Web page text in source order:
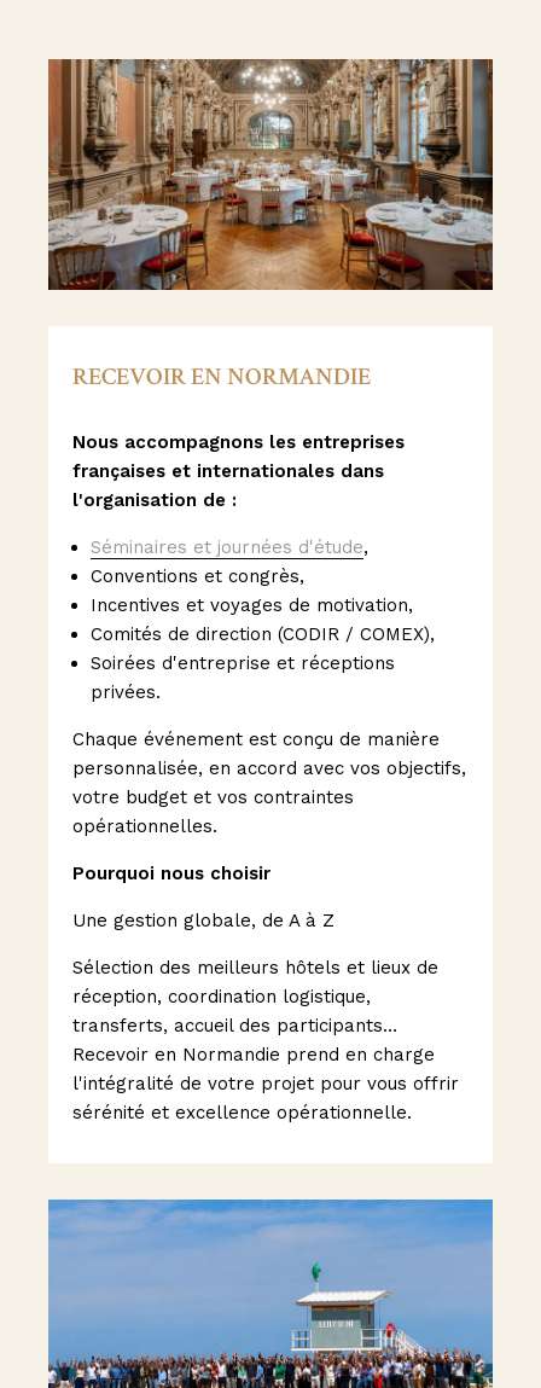
RECEVOIR EN NORMANDIE
Nous accompagnons les entreprises
françaises et internationales dans
l'organisation de :
Séminaires et journées d'étude,
Conventions et congrès,
Incentives et voyages de motivation,
Comités de direction (CODIR / COMEX),
Soirées d'entreprise et réceptions
privées.
Chaque événement est conçu de manière
personnalisée, en accord avec vos objectifs,
votre budget et vos contraintes
opérationnelles.
Pourquoi nous choisir
Une gestion globale, de A à Z
Sélection des meilleurs hôtels et lieux de
réception, coordination logistique,
transferts, accueil des participants…
Recevoir en Normandie prend en charge
l'intégralité de votre projet pour vous offrir
sérénité et excellence opérationnelle.